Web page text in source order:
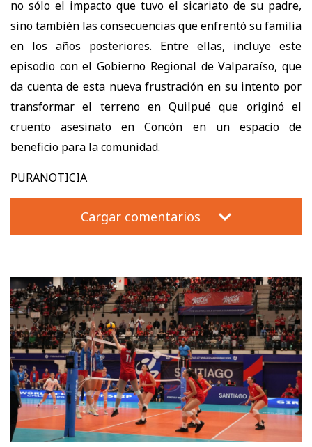
no sólo el impacto que tuvo el sicariato de su padre,
sino también las consecuencias que enfrentó su familia
en los años posteriores. Entre ellas, incluye este
episodio con el Gobierno Regional de Valparaíso, que
da cuenta de esta nueva frustración en su intento por
transformar el terreno en Quilpué que originó el
cruento asesinato en Concón en un espacio de
beneficio para la comunidad.
PURANOTICIA
Cargar comentarios